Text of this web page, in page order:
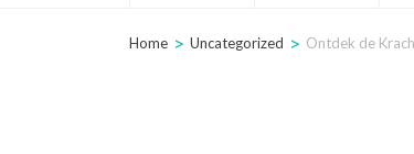
Home > Uncategorized > Ontdek de